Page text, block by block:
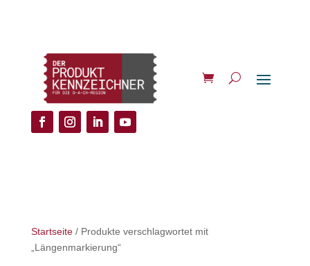
Startseite/ Produkte verschlagwortet mit
„Längenmarkierung“